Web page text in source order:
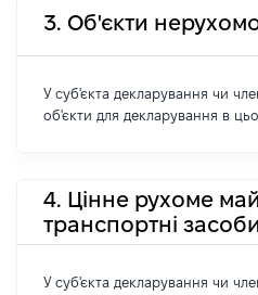
3. Об'єкти
У суб'єкта декларування чи
об'єкти для декларування в
4. Цінне рухоме
транспортні
У суб'єкта декларування чи